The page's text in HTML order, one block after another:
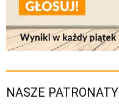
NASZE PATRONATY